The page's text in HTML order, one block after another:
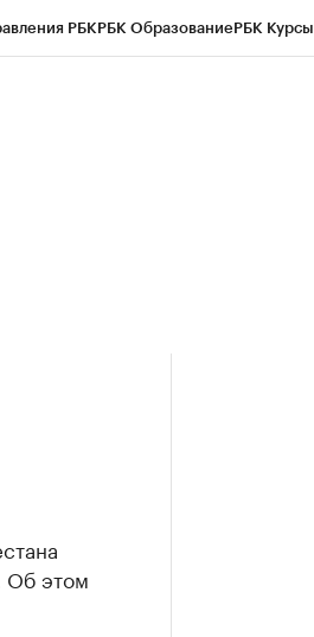
РБКРБК ОбразованиеРБК Курсы
Об этом